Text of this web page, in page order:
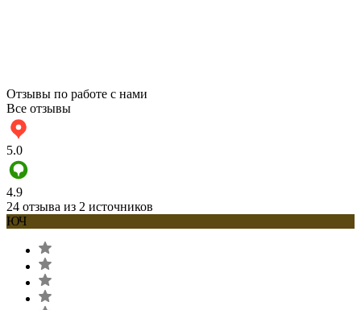
Отзывы по работе с нами
Все отзывы
5.0
4.9
24 отзыва из 2 источников
ЮЧ